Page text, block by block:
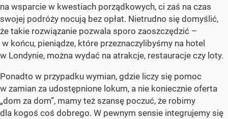
na wsparcie w kwestiach porządkowych, ci zaś na czas
swojej podróży nocują bez opłat. Nietrudno się domyślić,
że takie rozwiązanie pozwala sporo zaoszczędzić –
w końcu, pieniądze, które przeznaczylibyśmy na hotel
w Londynie, można wydać na atrakcje, restauracje czy loty.
Ponadto w przypadku wymian, gdzie liczy się pomoc
w zamian za udostępnione lokum, a nie koniecznie oferta
„dom za dom”, mamy też szansę poczuć, że robimy
dla kogoś coś dobrego. W pewnym sensie integrujemy się